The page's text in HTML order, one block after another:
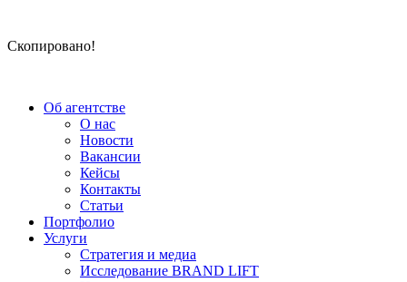
Скопировано!
Об агентстве
О нас
Новости
Вакансии
Кейсы
Контакты
Статьи
Портфолио
Услуги
Стратегия и медиа
Исследование BRAND LIFT